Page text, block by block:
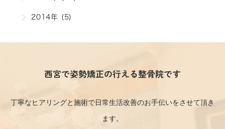
2014年 (5)
西宮で姿勢矯正の行える整骨院です
丁寧なヒアリングと施術で日常生活改善のお手伝いをさせて頂き
ます。